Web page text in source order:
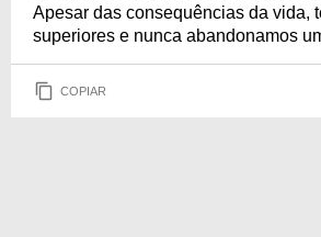
Apesar das consequências da vida,
superiores e nunca abandonamos
COPIAR